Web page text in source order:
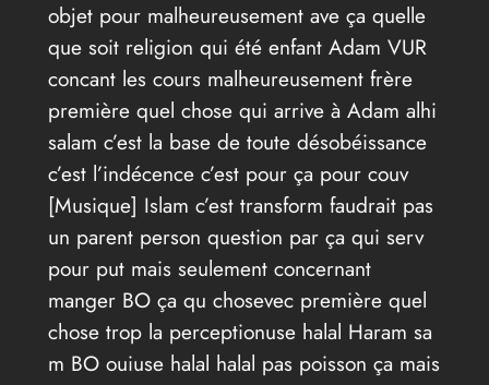
objet pour malheureusement ave ça quelle
que soit religion qui été enfant Adam VUR
concant les cours malheureusement frère
première quel chose qui arrive à Adam alhi
salam c’est la base de toute désobéissance
c’est l’indécence c’est pour ça pour couv
[Musique] Islam c’est transform faudrait pas
un parent person question par ça qui serv
pour put mais seulement concernant
manger BO ça qu chosevec première quel
chose trop la perceptionuse halal Haram sa
m BO ouiuse halal halal pas poisson ça mais